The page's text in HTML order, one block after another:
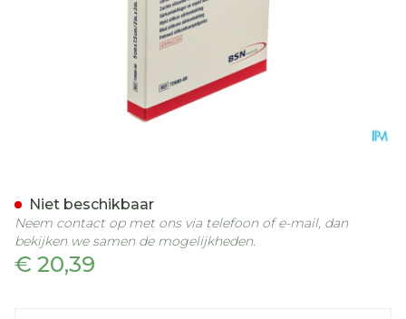
€ 20,39
Niet beschikbaar
Neem contact op met ons via telefoon of e-mail, dan
bekijken we samen de mogelijkheden.